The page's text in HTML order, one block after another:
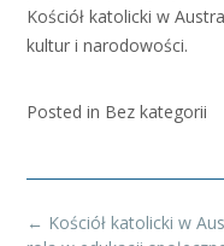
Kościół katolicki w
kultur i narodowości.
Posted in Bez kategorii
Post
← Kościół katolicki w